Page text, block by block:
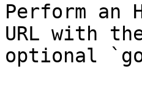
Perform an
URL with
optional